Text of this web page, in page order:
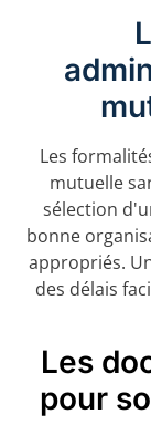
Les
mutuelle
sélection
bonne
appropriés.
des délais
Les
pour